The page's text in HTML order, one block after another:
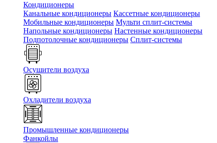
Кондиционеры
Канальные кондиционеры Кассетные кондиционеры
Мобильные кондиционеры Мульти сплит-системы
Напольные кондиционеры Настенные кондиционеры
Подпотолочные кондиционеры Сплит-системы
Осушители воздуха
Охладители воздуха
Промышленные кондиционеры
Фанкойлы